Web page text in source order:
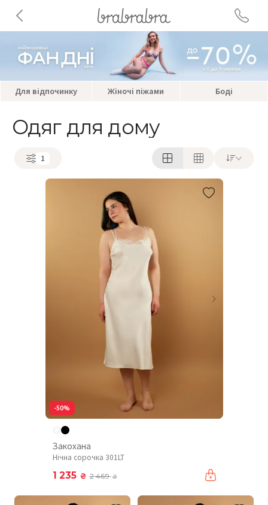
Для відпочинку Жіночі піжами Боді
Одяг для дому
1
-50%
Закохана
Нічна сорочка 301LT
1 235 ₴ 2 469₴